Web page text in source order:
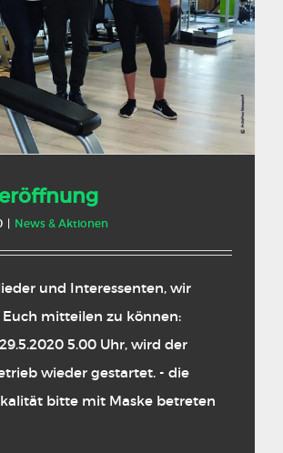
| News & Aktionen
und Interessenten, wir
mitteilen zu können:
5.00 Uhr, wird der
wieder gestartet. - die
bitte mit Maske betreten